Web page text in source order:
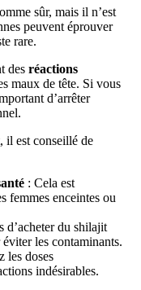
sûr, mais il n’est
peuvent éprouver
rare.
des réactions
maux de tête. Si vous
d’arrêter
il est conseillé de
: Cela est
femmes enceintes ou
d’acheter du shilajit
les contaminants.
les doses
indésirables.